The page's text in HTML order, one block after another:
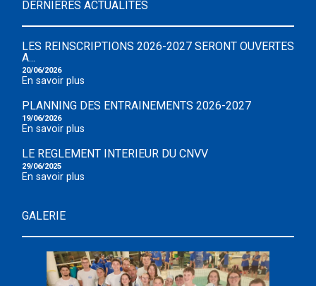
DERNIÈRES ACTUALITÉS
LES REINSCRIPTIONS 2026-2027 SERONT OUVERTES
A...
20/06/2026
En savoir plus
PLANNING DES ENTRAINEMENTS 2026-2027
19/06/2026
En savoir plus
LE REGLEMENT INTERIEUR DU CNVV
29/06/2025
En savoir plus
GALERIE